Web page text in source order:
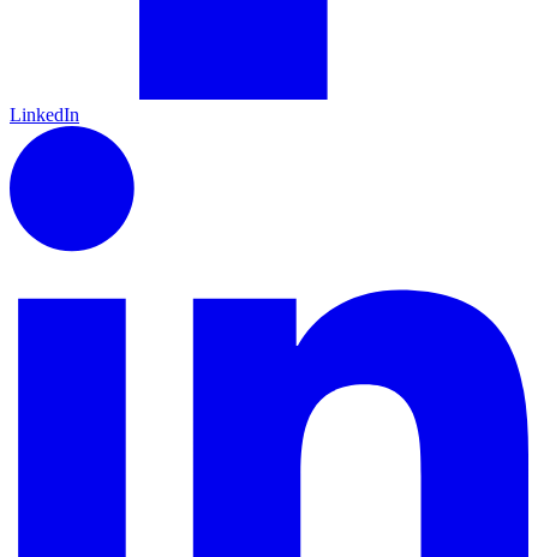
LinkedIn